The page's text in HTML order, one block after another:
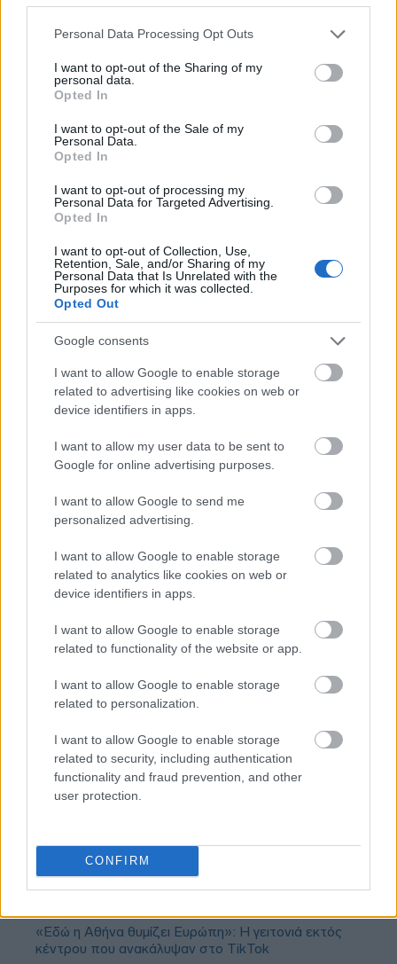
Please note that this website/app uses one or more Google
not limited to your visit or usage behaviour. You may click to
grant or deny consent to Google and its third-party tags to
use your data for below specified purposes in below Google
consent section.
Personal Data Processing Opt Outs
I want to opt-out of the Sharing of my
personal data.
Opted In
I want to opt-out of the Sale of my
Personal Data.
Opted In
I want to opt-out of processing my
Personal Data for Targeted Advertising.
Opted In
I want to opt-out of Collection, Use,
Retention, Sale, and/or Sharing of my
Personal Data that Is Unrelated with the
Purposes for which it was collected.
Opted Out
Google consents
I want to allow Google to enable storage
related to advertising like cookies on web or
device identifiers in apps.
I want to allow my user data to be sent to
Google for online advertising purposes.
I want to allow Google to send me
personalized advertising.
I want to allow Google to enable storage
related to analytics like cookies on web or
device identifiers in apps.
I want to allow Google to enable storage
related to functionality of the website or app.
I want to allow Google to enable storage
related to personalization.
I want to allow Google to enable storage
related to security, including authentication
functionality and fraud prevention, and other
user protection.
CONFIRM
Ολυμπιακός: Πρόταση για δανεισμό και οψιόν
αγοράς του Μόουρα σύμφωνα με τους Πορτογάλους
Παναθηναϊκό με Spiderman και Λιβάι Γκαρσία!
Ρεάλ Μαδρίτης ή Μπαρτσελόνα; Ο Ρόδρι μπροστά
«Εδώ η Αθήνα θυμίζει Ευρώπη»: H γειτονιά εκτός
κέντρου που ανακάλυψαν στο TikTok